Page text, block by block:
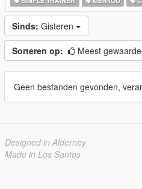
Sinds: Gisteren
Sorteren op: Meest
Geen bestanden gevonden,
Designed in Alderney
Made in Los Santos